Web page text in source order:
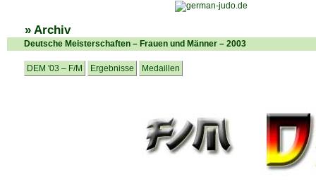
» Archiv
Deutsche Meisterschaften – Frauen und Männer – 2003
DEM '03 – F/M Ergebnisse Medaillen